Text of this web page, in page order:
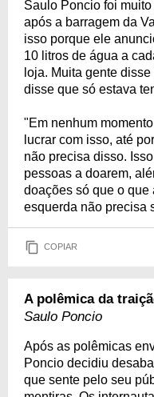
Saulo Poncio foi
após a barragem da
isso porque ele
10 litros de água a
loja. Muita gente
disse que só estava
"Em nenhum
lucrar com isso, até
não precisa disso.
pessoas a doarem,
doações só que o que
esquerda não precisa
COPIAR
A polêmica da
Saulo Poncio
Após as polêmicas
Poncio decidiu
que sente pelo seu